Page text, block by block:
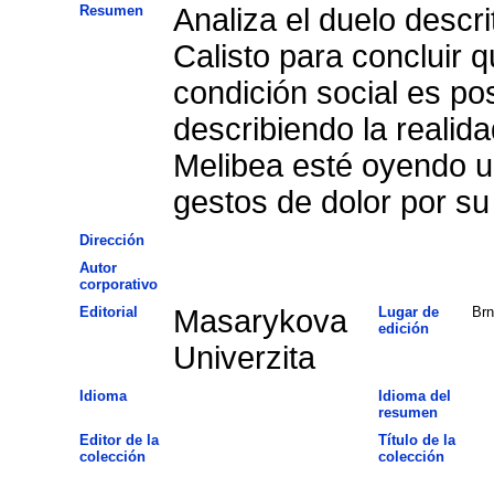
Resumen
Analiza el duelo
Calisto para concluir
condición social es
describiendo la
Melibea esté oyendo
gestos de dolor por
Dirección
Autor
corporativo
Editorial
Masarykova
Univerzita
Lugar de
edición
Idioma
Idioma del
resumen
Editor de la
colección
Título de la
colección